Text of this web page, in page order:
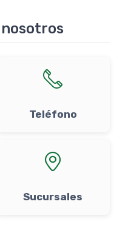
Teléfono
Sucursales